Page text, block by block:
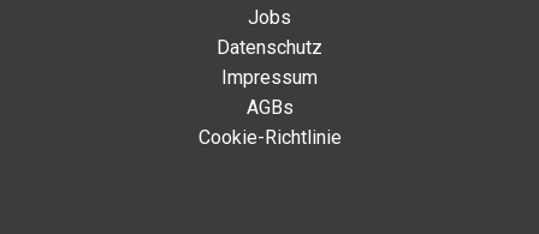
Jobs
Datenschutz
Impressum
AGBs
Cookie-Richtlinie